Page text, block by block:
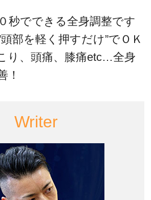
秒でできる全身調整です
部を軽く押すだけ”でＯＫ
り、頭痛、膝痛etc…全身
！
Writer